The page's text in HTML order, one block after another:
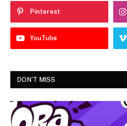
Pinterest
YouTube
DON'T MISS